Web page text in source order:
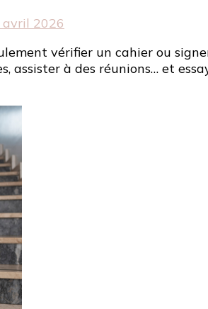
avril 2026
vérifier un cahier ou
assister à des réunions… et